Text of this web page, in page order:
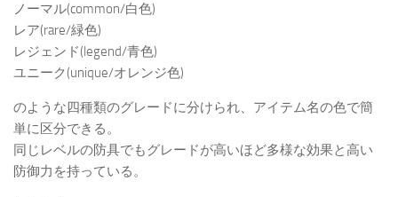
ノーマル(common/白色)
レア(rare/緑色)
レジェンド(legend/青色)
ユニーク(unique/オレンジ色)
のような四種類のグレードに分けられ、アイテム名の色で簡
単に区分できる。
同じレベルの防具でもグレードが高いほど多様な効果と高い
防御力を持っている。